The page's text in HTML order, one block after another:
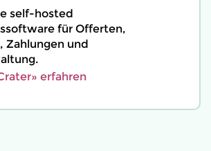
self-hosted
für Offerten,
Zahlungen und
erfahren